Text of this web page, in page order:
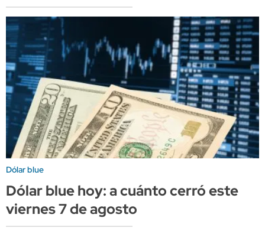
Dólar blue
Dólar blue hoy: a cuánto cerró este
viernes 7 de agosto